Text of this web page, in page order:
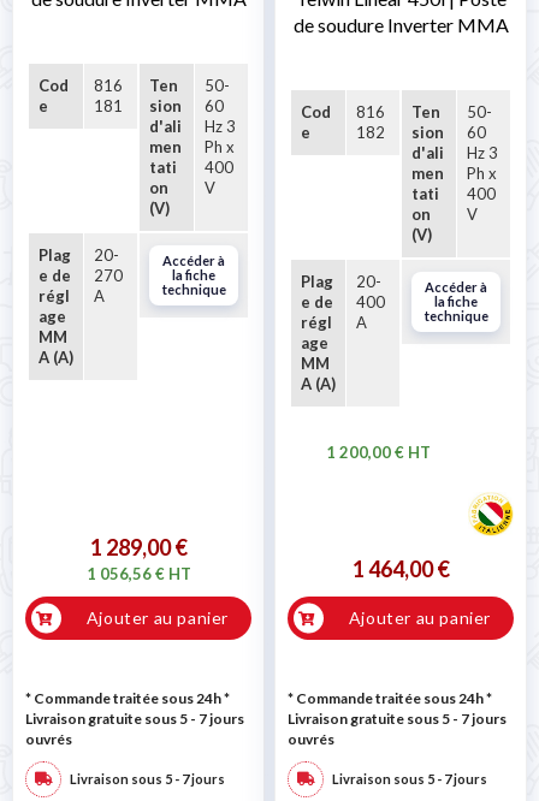
Cod
e
816
181
Ten
sion
d'ali
men
tati
on
(V)
50-
60
Hz 3
Ph x
400
V
Plag
e de
régl
age
MM
A (A)
20-
270
A
Accéder à
la fiche
technique
1 289,00 €
1 056,56 € HT
Ajouter au panier
* Commande traitée sous 24h*
Livraison gratuite sous 5 - 7 jours
ouvrés
Livraison sous 5 - 7 jours
de soudure Inverter MMA
Cod
e
816
182
Ten
sion
d'ali
men
tati
on
(V)
50-
60
Hz 3
Ph x
400
V
Plag
e de
régl
age
MM
A (A)
20-
400
A
Accéder à
la fiche
technique
1 464,00 €
1 200,00 € HT
Ajouter au panier
* Commande traitée sous 24h*
Livraison gratuite sous 5 - 7 jours
ouvrés
Livraison sous 5 - 7 jours